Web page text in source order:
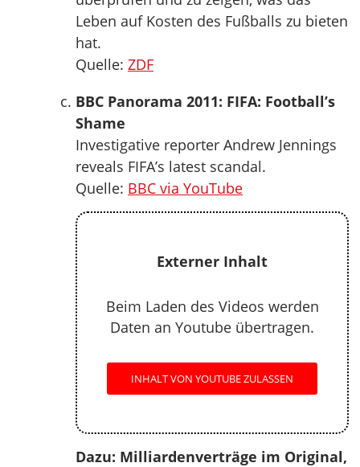
Leben auf Kosten des Fußballs zu bieten
hat.
Quelle: ZDF
BBC Panorama 2011: FIFA: Football’s
Shame
Investigative reporter Andrew Jennings
reveals FIFA’s latest scandal.
Quelle: BBC via YouTube
Externer Inhalt
Beim Laden des Videos werden
Daten an Youtube übertragen.
INHALT VON YOUTUBE ZULASSEN
Dazu: Milliardenverträge im Original,